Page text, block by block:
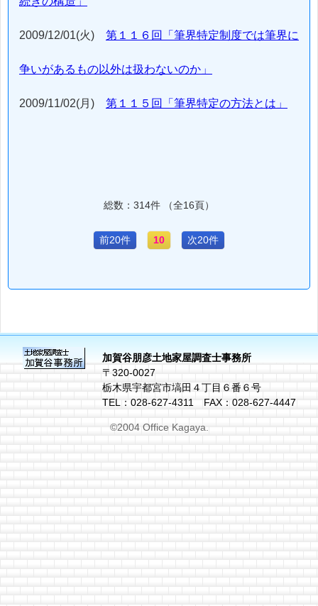
2009/12/01(火) 第１１６回「筆界特定制度では筆界に
争いがあるもの以外は扱わないのか」
2009/11/02(月) 第１１５回「筆界特定の方法とは」
総数：314件 （全16頁）
前20件 10 次20件
加賀谷朋彦土地家屋調査士事務所
〒320-0027
栃木県宇都宮市塙田４丁目６番６号
TEL：028-627-4311 FAX：028-627-4447
©2004 Office Kagaya.